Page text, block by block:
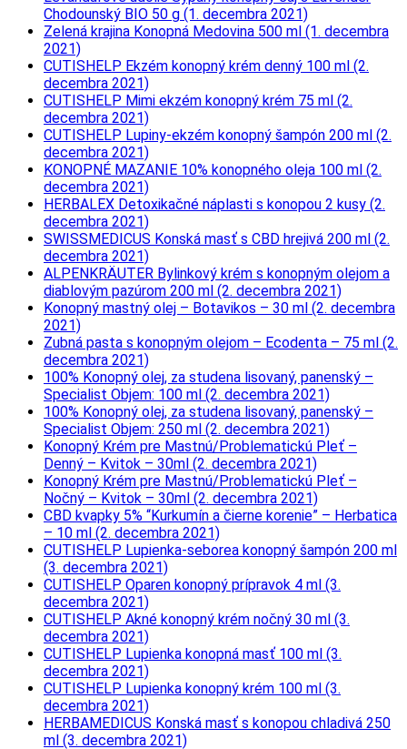
Chodounský BIO 50 g (1. decembra 2021)
Zelená krajina Konopná Medovina 500 ml (1. decembra
2021)
CUTISHELP Ekzém konopný krém denný 100 ml (2.
decembra 2021)
CUTISHELP Mimi ekzém konopný krém 75 ml (2.
decembra 2021)
CUTISHELP Lupiny-ekzém konopný šampón 200 ml (2.
decembra 2021)
KONOPNÉ MAZANIE 10% konopného oleja 100 ml (2.
decembra 2021)
HERBALEX Detoxikačné náplasti s konopou 2 kusy (2.
decembra 2021)
SWISSMEDICUS Konská masť s CBD hrejivá 200 ml (2.
decembra 2021)
ALPENKRÄUTER Bylinkový krém s konopným olejom a
diablovým pazúrom 200 ml (2. decembra 2021)
Konopný mastný olej – Botavikos – 30 ml (2. decembra
2021)
Zubná pasta s konopným olejom – Ecodenta – 75 ml (2.
decembra 2021)
100% Konopný olej, za studena lisovaný, panenský –
Specialist Objem: 100 ml (2. decembra 2021)
100% Konopný olej, za studena lisovaný, panenský –
Specialist Objem: 250 ml (2. decembra 2021)
Konopný Krém pre Mastnú/Problematickú Pleť –
Denný – Kvitok – 30ml (2. decembra 2021)
Konopný Krém pre Mastnú/Problematickú Pleť –
Nočný – Kvitok – 30ml (2. decembra 2021)
CBD kvapky 5% “Kurkumín a čierne korenie” – Herbatica
– 10 ml (2. decembra 2021)
CUTISHELP Lupienka-seborea konopný šampón 200 ml
(3. decembra 2021)
CUTISHELP Oparen konopný prípravok 4 ml (3.
decembra 2021)
CUTISHELP Akné konopný krém nočný 30 ml (3.
decembra 2021)
CUTISHELP Lupienka konopná masť 100 ml (3.
decembra 2021)
CUTISHELP Lupienka konopný krém 100 ml (3.
decembra 2021)
HERBAMEDICUS Konská masť s konopou chladivá 250
ml (3. decembra 2021)